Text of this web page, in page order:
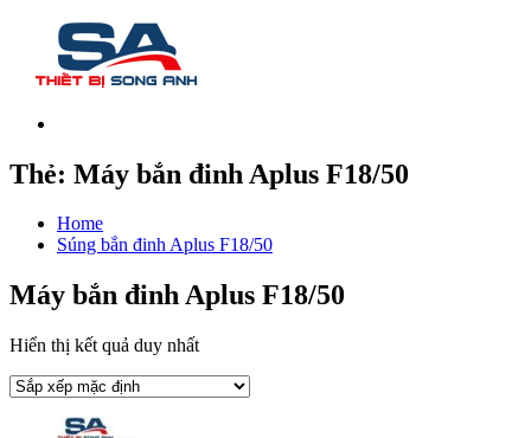
Thẻ: Máy bắn đinh Aplus F18/50
Home
Súng bắn đinh Aplus F18/50
Máy bắn đinh Aplus F18/50
Hiển thị kết quả duy nhất